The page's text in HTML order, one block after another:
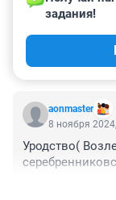
Новосибирск
8 ноября 2024,
Ладно до
улица,но
aonmaster
задания!
8 ноября
Уродство(